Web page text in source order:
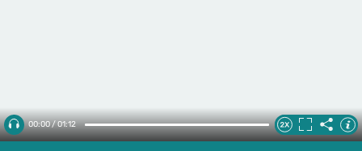
00:00 / 01:12